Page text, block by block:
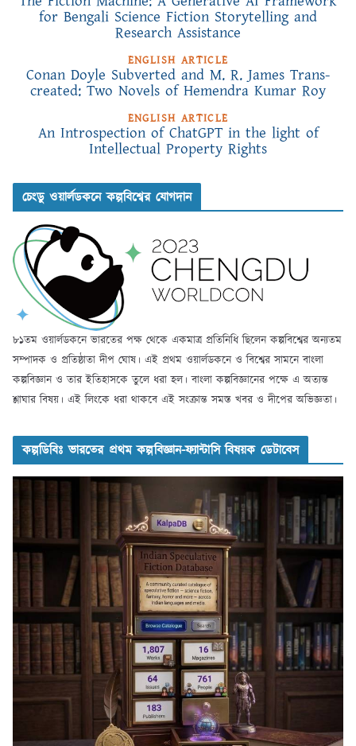
for Bengali Science Fiction Storytelling and
Research Assistance
ENGLISH ARTICLE
Conan Doyle Subverted and M. R. James Trans-
created: Two Novels of Hemendra Kumar Roy
ENGLISH ARTICLE
An Introspection of ChatGPT in the light of
Intellectual Property Rights
চেংডু ওয়ার্লডকনে কল্পবিশ্বের যোগদান
৮১তম ওয়ার্লডকনে ভারতের পক্ষ থেকে একমাত্র প্রতিনিধি ছিলেন কল্পবিশ্বের অন্যতম
সম্পাদক ও প্রতিষ্ঠাতা দীপ ঘোষ। এই প্রথম ওয়ার্লডকনে ও বিশ্বের সামনে বাংলা
কল্পবিজ্ঞান ও তার ইতিহাসকে তুলে ধরা হল। বাংলা কল্পবিজ্ঞানের পক্ষে এ অত্যন্ত
শ্লাঘার বিষয়। এই লিংকে ধরা থাকবে এই সংক্রান্ত সমস্ত খবর ও দীপের অভিজ্ঞতা।
কল্পডিবিঃ ভারতের প্রথম কল্পবিজ্ঞান-ফ্যান্টাসি বিষয়ক ডেটাবেস